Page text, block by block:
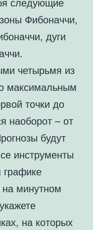
Фибоначчи,
дуги
четырьмя из
максимальным
точки до
наоборот – от
будут
инструменты
минутном
на которых